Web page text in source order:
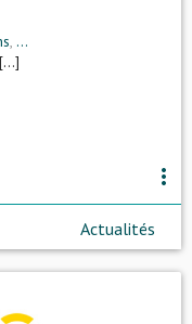
, ...
more_vert
Actualités